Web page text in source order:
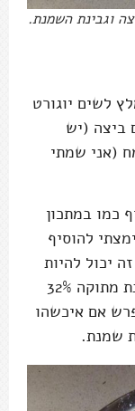
וגבינת השמנת.
3%, לא מומלץ לשים יוגורט
ביצה (יש
וקמח (אני שמתי
כמו במתכון
להוסיף
יכול להיות
שמנת חמוצה 27%, זה יכול להיות שמנת מתוקה 32%
אם איכשהו
שמנת.